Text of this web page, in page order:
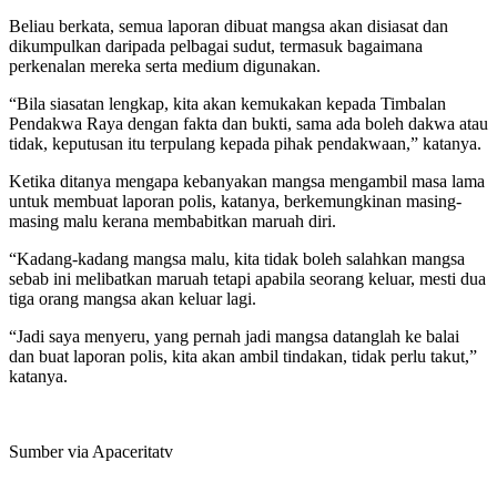
Beliau berkata, semua laporan dibuat mangsa akan disiasat dan
dikumpulkan daripada pelbagai sudut, termasuk bagaimana
perkenalan mereka serta medium digunakan.
“Bila siasatan lengkap, kita akan kemukakan kepada Timbalan
Pendakwa Raya dengan fakta dan bukti, sama ada boleh dakwa atau
tidak, keputusan itu terpulang kepada pihak pendakwaan,” katanya.
Ketika ditanya mengapa kebanyakan mangsa mengambil masa lama
untuk membuat laporan polis, katanya, berkemungkinan masing-
masing malu kerana membabitkan maruah diri.
“Kadang-kadang mangsa malu, kita tidak boleh salahkan mangsa
sebab ini melibatkan maruah tetapi apabila seorang keluar, mesti dua
tiga orang mangsa akan keluar lagi.
“Jadi saya menyeru, yang pernah jadi mangsa datanglah ke balai
dan buat laporan polis, kita akan ambil tindakan, tidak perlu takut,”
katanya.
Sumber via Apaceritatv